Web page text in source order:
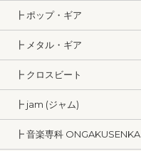
┣ ポップ・ギア
┣ メタル・ギア
┣ クロスビート
┣ jam (ジャム)
┣ 音楽専科 ONGAKUSENKA